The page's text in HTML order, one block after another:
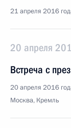
21 апреля 2016
20 апреля
Встреча с
20 апреля 2016
Москва, Кремль